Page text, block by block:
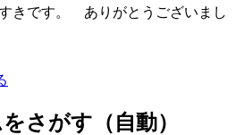
きです。 ありがとうございまし
さがす（自動）